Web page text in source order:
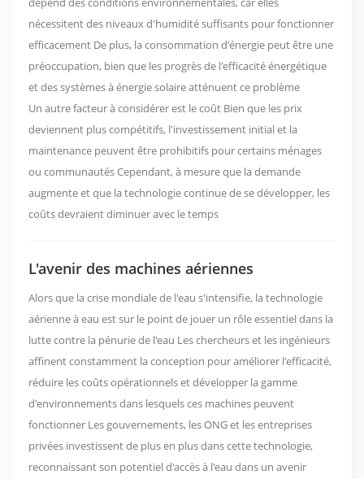
nécessitent des niveaux d'humidité suffisants pour fonctionner
efficacement De plus, la consommation d'énergie peut être une
préoccupation, bien que les progrès de l'efficacité énergétique
et des systèmes à énergie solaire atténuent ce problème
Un autre facteur à considérer est le coût Bien que les prix
deviennent plus compétitifs, l'investissement initial et la
maintenance peuvent être prohibitifs pour certains ménages
ou communautés Cependant, à mesure que la demande
augmente et que la technologie continue de se développer, les
coûts devraient diminuer avec le temps
L'avenir des machines aériennes
Alors que la crise mondiale de l'eau s'intensifie, la technologie
aérienne à eau est sur le point de jouer un rôle essentiel dans la
lutte contre la pénurie de l'eau Les chercheurs et les ingénieurs
affinent constamment la conception pour améliorer l'efficacité,
réduire les coûts opérationnels et développer la gamme
d'environnements dans lesquels ces machines peuvent
fonctionner Les gouvernements, les ONG et les entreprises
privées investissent de plus en plus dans cette technologie,
reconnaissant son potentiel d'accès à l'eau dans un avenir